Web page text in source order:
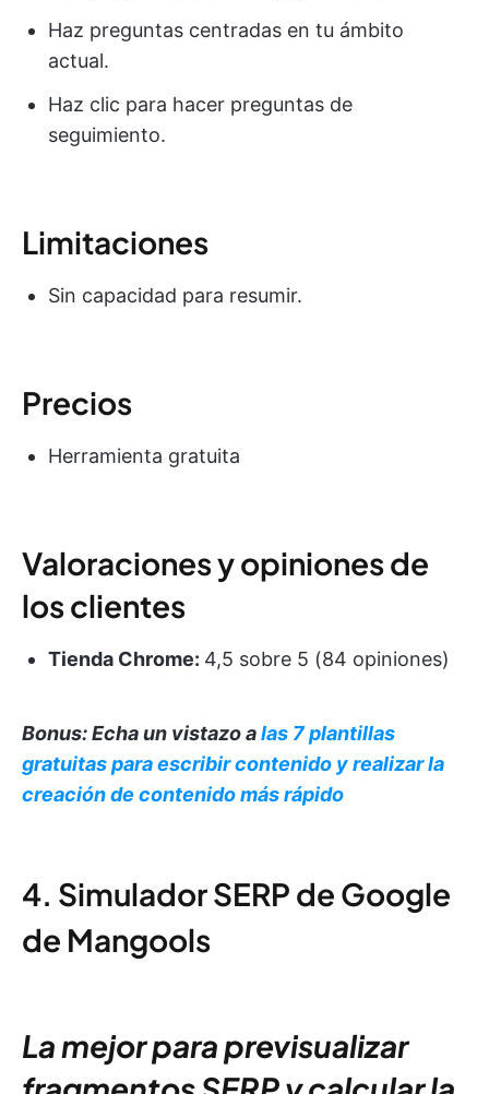
Haz preguntas centradas en tu ámbito
actual.
Haz clic para hacer preguntas de
seguimiento.
Limitaciones
Sin capacidad para resumir.
Precios
Herramienta gratuita
Valoraciones y opiniones de
los clientes
Tienda Chrome: 4,5 sobre 5 (84 opiniones)
Bonus: Echa un vistazo alas 7 plantillas
gratuitas para escribir contenido y realizar la
creación de contenido más rápido
4. Simulador SERP de Google
de Mangools
La mejor para previsualizar